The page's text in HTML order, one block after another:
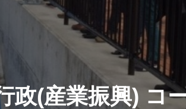
政(産業振興) コ